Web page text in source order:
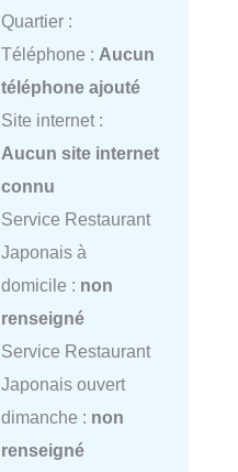
Quartier :
Téléphone : Aucun
téléphone ajouté
Site internet :
Aucun site internet
connu
Service Restaurant
Japonais à
domicile : non
renseigné
Service Restaurant
Japonais ouvert
dimanche : non
renseigné